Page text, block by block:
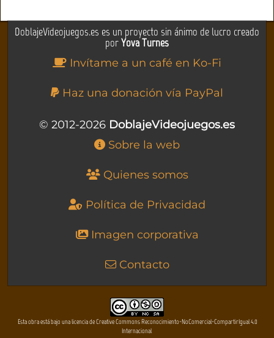
DoblajeVideojuegos.es es un proyecto sin ánimo de lucro creado
porYova Turnes
Invítame a un café en Ko-Fi
Haz una donación vía PayPal
© 2012-2026 DoblajeVideojuegos.es
Sobre la web
Quienes somos
Política de Privacidad
Imagen corporativa
Contacto
Esta obra está bajo una licencia de Creative Commons Reconocimiento-NoComercial-CompartirIgual 4.0
Internacional